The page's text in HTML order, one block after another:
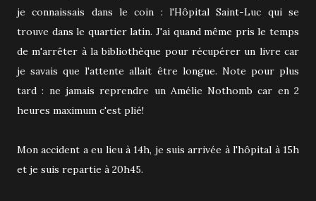
je connaissais dans le coin : l'Hôpital Saint-Luc qui se
trouve dans le quartier latin. J'ai quand même pris le temps
de m'arrêter à la bibliothèque pour récupérer un livre car
je savais que l'attente allait être longue. Note pour plus
tard : ne jamais reprendre un Amélie Nothomb car en 2
heures maximum c'est plié!
Mon accident a eu lieu à 14h, je suis arrivée à l'hôpital à 15h
et je suis repartie à 20h45.